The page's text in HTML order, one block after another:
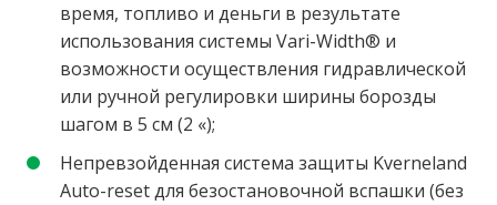
время, топливо и деньги в результате
использования системы Vari-Width® и
возможности осуществления гидравлической
или ручной регулировки ширины борозды
шагом в 5 см (2 «);
Непревзойденная система защиты Kverneland
Auto-reset для безостановочной вспашки (без